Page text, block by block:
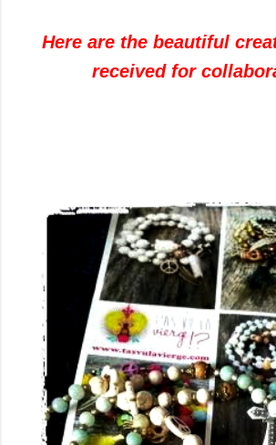
Here are the beautiful
received for